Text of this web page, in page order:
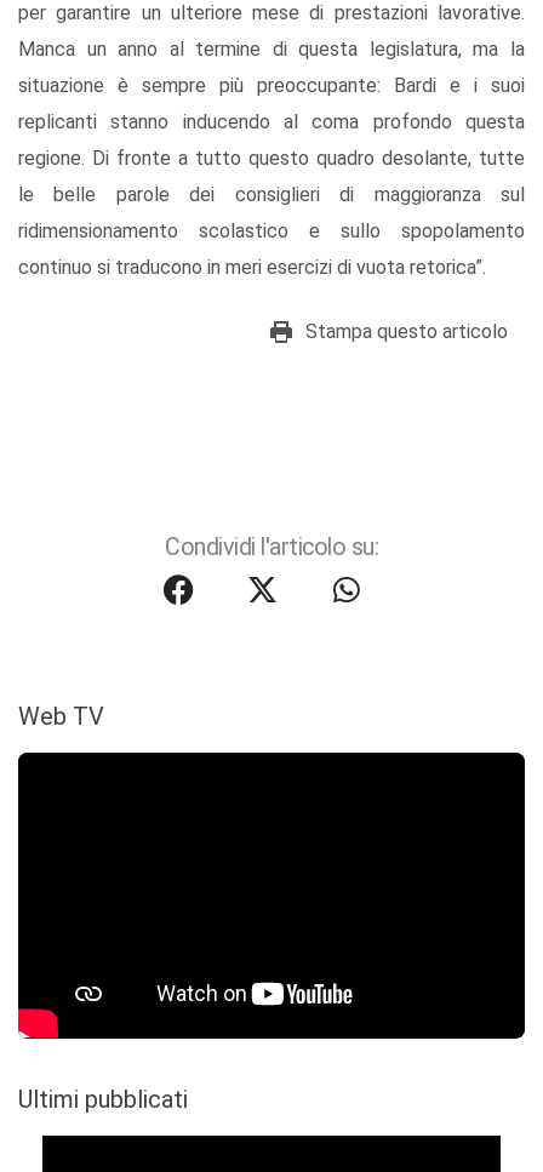
per garantire un ulteriore mese di prestazioni lavorative.
Manca un anno al termine di questa legislatura, ma la
situazione è sempre più preoccupante: Bardi e i suoi
replicanti stanno inducendo al coma profondo questa
regione. Di fronte a tutto questo quadro desolante, tutte
le belle parole dei consiglieri di maggioranza sul
ridimensionamento scolastico e sullo spopolamento
continuo si traducono in meri esercizi di vuota retorica”.
Stampa questo articolo
Condividi l'articolo su:
Web TV
Ultimi pubblicati